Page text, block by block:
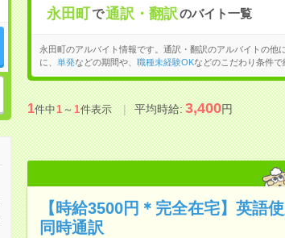
永田町で通訳・翻訳のバイト一覧
永田町のアルバイト情報です。通訳・翻訳のアルバイトの他に
に、
単発などの期間や、 職種未経験OKなどのこだわり条件で
1件中1～1件表示 平均時給:3,400円
【時給3500円＊完全在宅】英語
同時通訳